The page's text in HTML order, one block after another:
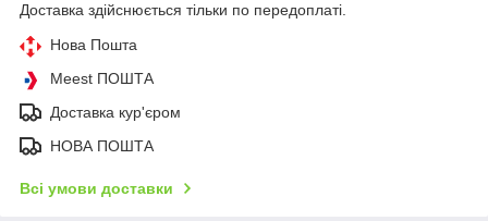
Доставка здійснюється тільки по передоплаті.
Нова Пошта
Meest ПОШТА
Доставка кур'єром
НОВА ПОШТА
Всі умови доставки